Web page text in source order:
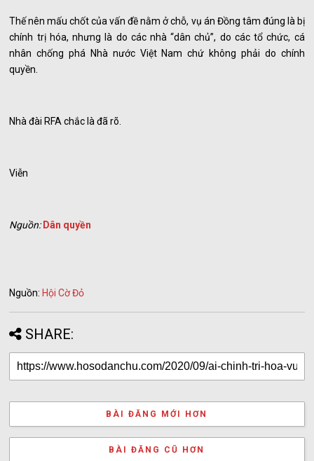
Thế nên mấu chốt của vấn đề nằm ở chỗ, vụ án Đồng tâm đúng là bị
chính trị hóa, nhưng là do các nhà “dân chủ”, do các tổ chức, cá
nhân chống phá Nhà nước Việt Nam chứ không phải do chính
quyền.
Nhà đài RFA chắc là đã rõ.
Viễn
Nguồn: Dân quyền
Nguồn: Hội Cờ Đỏ
SHARE:
BÀI ĐĂNG MỚI HƠN
BÀI ĐĂNG CŨ HƠN